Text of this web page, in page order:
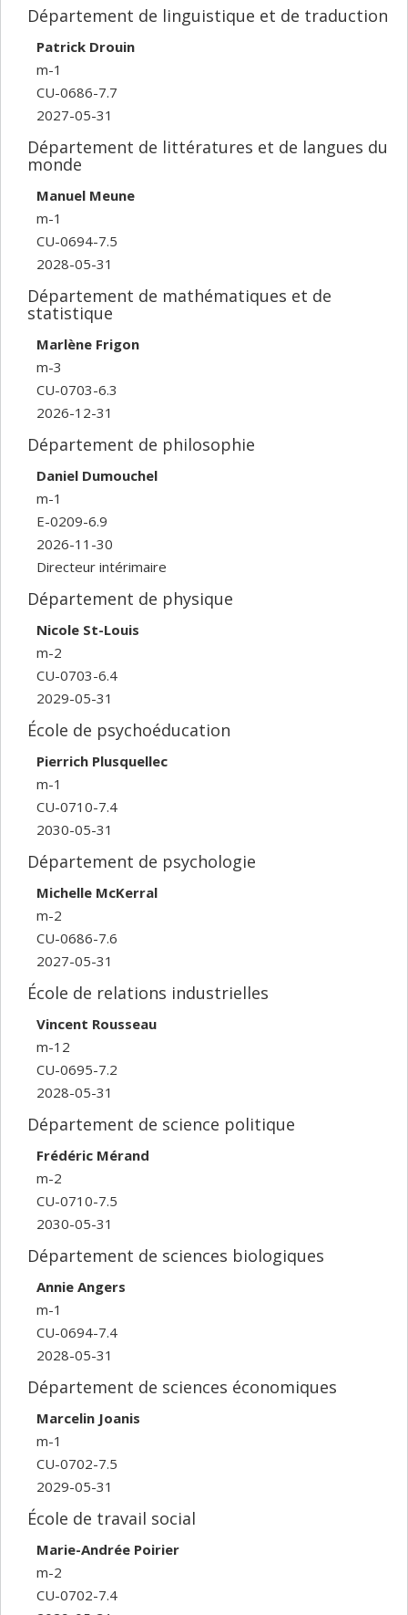
Département de linguistique et de traduction
Patrick Drouin
m-1
CU-0686-7.7
2027-05-31
Département de littératures et de langues du
monde
Manuel Meune
m-1
CU-0694-7.5
2028-05-31
Département de mathématiques et de
statistique
Marlène Frigon
m-3
CU-0703-6.3
2026-12-31
Département de philosophie
Daniel Dumouchel
m-1
E-0209-6.9
2026-11-30
Directeur intérimaire
Département de physique
Nicole St-Louis
m-2
CU-0703-6.4
2029-05-31
École de psychoéducation
Pierrich Plusquellec
m-1
CU-0710-7.4
2030-05-31
Département de psychologie
Michelle McKerral
m-2
CU-0686-7.6
2027-05-31
École de relations industrielles
Vincent Rousseau
m-12
CU-0695-7.2
2028-05-31
Département de science politique
Frédéric Mérand
m-2
CU-0710-7.5
2030-05-31
Département de sciences biologiques
Annie Angers
m-1
CU-0694-7.4
2028-05-31
Département de sciences économiques
Marcelin Joanis
m-1
CU-0702-7.5
2029-05-31
École de travail social
Marie-Andrée Poirier
m-2
CU-0702-7.4